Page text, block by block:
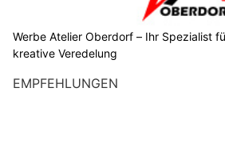
Werbe Atelier Oberdorf – Ihr Spezialist
kreative Veredelung
EMPFEHLUNGEN